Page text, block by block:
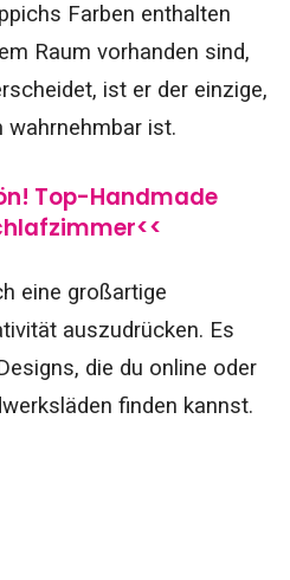
Farben enthalten
Raum vorhanden sind,
ist er der einzige,
wahrnehmbar ist.
Top-Handmade
eine großartige
auszudrücken. Es
die du online oder
finden kannst.